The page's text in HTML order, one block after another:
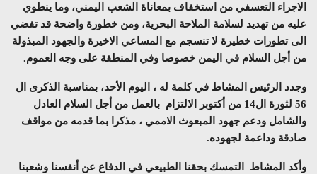
الاجراء التعسفي من استخفاف بمعاناة الشعب اليمني، وما ينطوي
عليه من تهديد لسلامة الملاحة البحرية، ومن خطورة واضحة قد تفضي
الى تطورات خطيرة لا تنسجم مع المساعي الاخيرة والجهود المبذولة
من أجل السلام في اليمن خصوصا وفي المنطقة على وجه العموم.
وجدد الرئيس المشاط في كلمة له ، اليوم الأحد، بمناسبة الذكرى ال
56 لثورة ال14 من أكتوبر الالتزام بالعمل من أجل السلام العادل
والشامل ودعم جهود المبعوث الاممي ، مذكرا بما قدمه من مواقف
صادقة وداعمة لجهوده.
وأكد المشاط التمسك بحقنا الطبيعي في الدفاع عن أنفسنا وشعبنا